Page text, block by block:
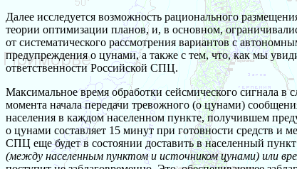
Далее исследуется возможность рационального
теории оптимизации планов, и, в основном,
от систематического рассмотрения вариантов с
предупреждения о цунами, а также с тем, что, как мы
ответственности Российской СПЦ.
Максимальное время обработки сейсмического сигнала
момента начала передачи тревожного (о цунами)
населения в каждом населенном пункте, получившем
о цунами составляет 15 минут при готовности средств и
СПЦ еще будет в состоянии доставить в населенный
(между населенным пунктом и источником цунами) или